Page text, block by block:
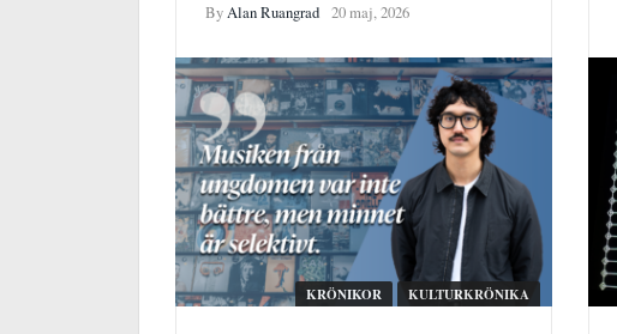
ByAlan Ruangrad 20 maj, 2026
KRÖNIKOR KULTURKRÖNIKA